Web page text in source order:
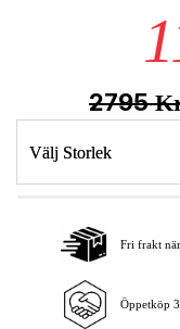
2795
Välj Storlek
Fri frakt
Öppetköp